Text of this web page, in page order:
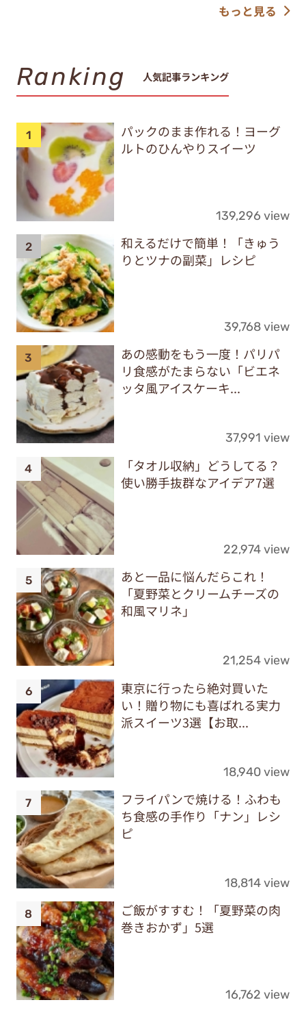
もっと見る
Ranking 人気記事ランキング
パックのまま作れる！ヨーグ
ルトのひんやりスイーツ
139,296 view
和えるだけで簡単！「きゅう
りとツナの副菜」レシピ
39,768 view
あの感動をもう一度！パリパ
リ食感がたまらない「ビエネ
ッタ風アイスケーキ...
37,991 view
「タオル収納」どうしてる？
使い勝手抜群なアイデア7選
22,974 view
あと一品に悩んだらこれ！
「夏野菜とクリームチーズの
和風マリネ」
21,254 view
東京に行ったら絶対買いた
い！贈り物にも喜ばれる実力
派スイーツ3選【お取...
18,940 view
フライパンで焼ける！ふわも
ち食感の手作り「ナン」レシ
ピ
18,814 view
ご飯がすすむ！「夏野菜の肉
巻きおかず」5選
16,762 view